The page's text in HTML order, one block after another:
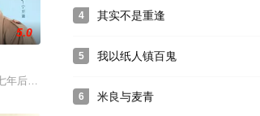
业遗产中
、性格各异的青年曲折的成长经历。剧情中，通过
河恶性事件频发，而这些案件的线索竟皆与暖瓶厂
5.0
年后回到了自己生长的城市，成为北雅医院神经外科
4 其实不是重逢
5 我以纸人镇百鬼
6 米良与麦青